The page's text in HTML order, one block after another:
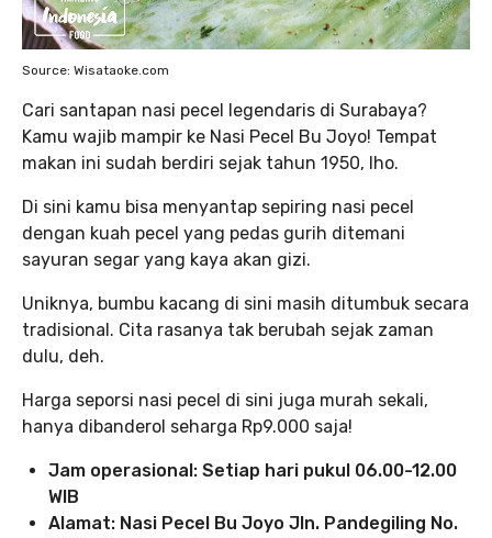
Source: Wisataoke.com
Cari santapan nasi pecel legendaris di Surabaya?
Kamu wajib mampir ke Nasi Pecel Bu Joyo! Tempat
makan ini sudah berdiri sejak tahun 1950, lho.
Di sini kamu bisa menyantap sepiring nasi pecel
dengan kuah pecel yang pedas gurih ditemani
sayuran segar yang kaya akan gizi.
Uniknya, bumbu kacang di sini masih ditumbuk secara
tradisional. Cita rasanya tak berubah sejak zaman
dulu, deh.
Harga seporsi nasi pecel di sini juga murah sekali,
hanya dibanderol seharga Rp9.000 saja!
Jam operasional: Setiap hari pukul 06.00-12.00
WIB
Alamat: Nasi Pecel Bu Joyo Jln. Pandegiling No.